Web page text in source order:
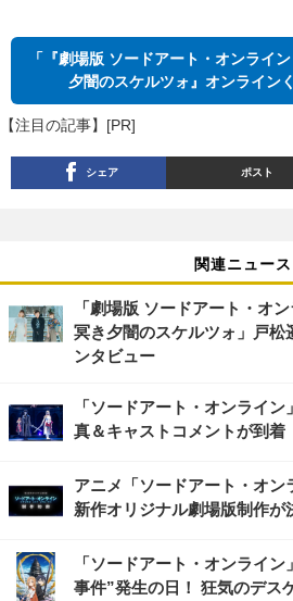
「『劇場版 ソードアート・オンライ
夕闇のスケルツォ』オンライン
【注目の記事】[PR]
シェア ポスト
関連ニュース
「劇場版 ソードアート・オ
冥き夕闇のスケルツォ」戸松
ンタビュー
「ソードアート・オンライ
真＆キャストコメントが到着
アニメ「ソードアート・オン
新作オリジナル劇場版制作が
「ソードアート・オンライ
事件”発生の日！ 狂気のデス